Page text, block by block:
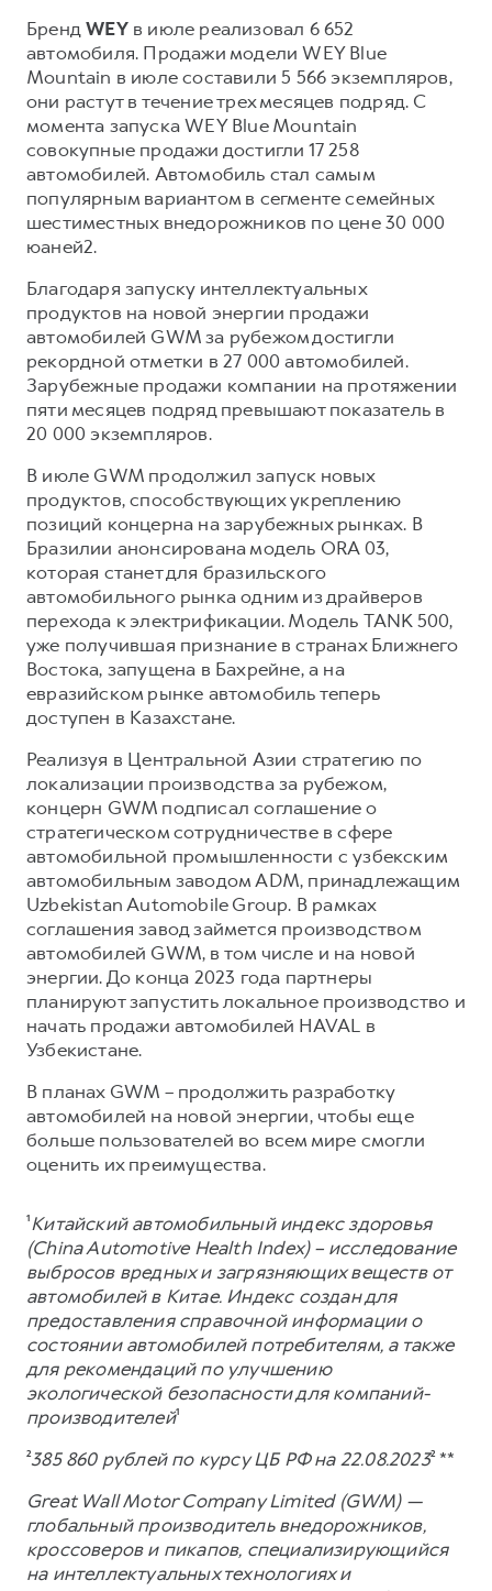
БрендWEYв июле реализовал 6 652
автомобиля. Продажи модели WEY Blue
Mountain в июле составили 5 566 экземпляров,
они растут в течение трех месяцев подряд. С
момента запуска WEY Blue Mountain
совокупные продажи достигли 17 258
автомобилей. Автомобиль стал самым
популярным вариантом в сегменте семейных
шестиместных внедорожников по цене 30 000
юаней2.
Благодаря запуску интеллектуальных
продуктов на новой энергии продажи
автомобилей GWM за рубежом достигли
рекордной отметки в 27 000 автомобилей.
Зарубежные продажи компании на протяжении
пяти месяцев подряд превышают показатель в
20 000 экземпляров.
В июле GWM продолжил запуск новых
продуктов, способствующих укреплению
позиций концерна на зарубежных рынках. В
Бразилии анонсирована модель ORA 03,
которая станет для бразильского
автомобильного рынка одним из драйверов
перехода к электрификации. Модель TANK 500,
уже получившая признание в странах Ближнего
Востока, запущена в Бахрейне, а на
евразийском рынке автомобиль теперь
доступен в Казахстане.
Реализуя в Центральной Азии стратегию по
локализации производства за рубежом,
концерн GWM подписал соглашение о
стратегическом сотрудничестве в сфере
автомобильной промышленности с узбекским
автомобильным заводом ADM, принадлежащим
Uzbekistan Automobile Group. В рамках
соглашения завод займется производством
автомобилей GWM, в том числе и на новой
энергии. До конца 2023 года партнеры
планируют запустить локальное производство и
начать продажи автомобилей HAVAL в
Узбекистане.
В планах GWM – продолжить разработку
автомобилей на новой энергии, чтобы еще
больше пользователей во всем мире смогли
оценить их преимущества.
¹Китайский автомобильный индекс здоровья
(China Automotive Health Index) – исследование
выбросов вредных и загрязняющих веществ от
автомобилей в Китае. Индекс создан для
предоставления справочной информации о
состоянии автомобилей потребителям, а также
для рекомендаций по улучшению
экологической безопасности для компаний-
производителей¹
²385 860 рублей по курсу ЦБ РФ на 22.08.2023² **
Great Wall Motor Company Limited (GWM) —
глобальный производитель внедорожников,
кроссоверов и пикапов, специализирующийся
на интеллектуальных технологиях и